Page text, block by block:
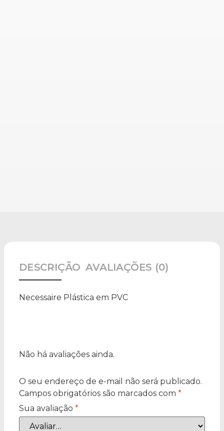
DESCRIÇÃO AVALIAÇÕES (0)
Necessaire Plástica em PVC
Não há avaliações ainda.
O seu endereço de e-mail não será publicado.
Campos obrigatórios são marcados com *
Sua avaliação *